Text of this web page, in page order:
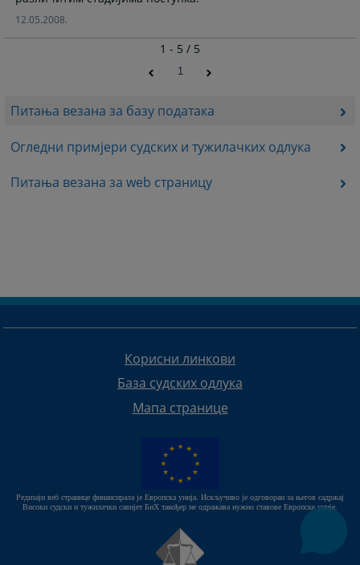
Питања везана за базу података
Огледни примјери судских и тужилачких одлука
Питања везана за web страницу
12.05.2008.
1 - 5 / 5
1
Корисни линкови
База судских одлука
Мапа странице
Редизајн веб странице финансирала је Европска унија. Искључиво је одговоран за његов садржај
Високи судски и тужилачки савијет БиХ такођер не одражава нужно ставове Европске уније.